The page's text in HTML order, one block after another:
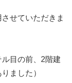
せていただきま
目の前、2階建
ました）